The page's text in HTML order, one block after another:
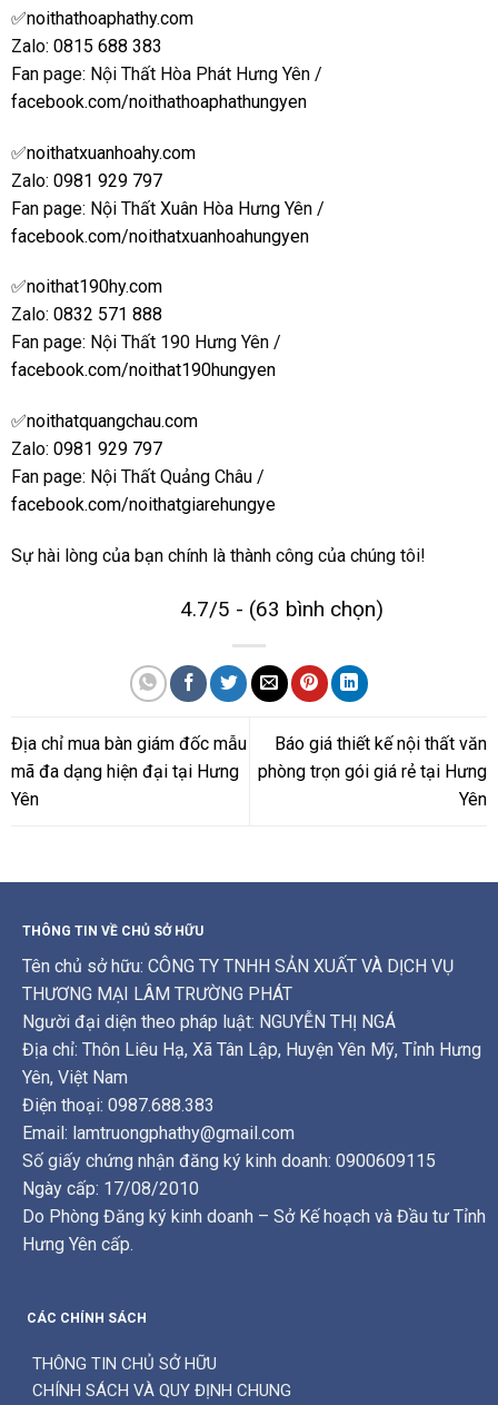
✅noithathoaphathy.com
Zalo: 0815 688 383
Fan page: Nội Thất Hòa Phát Hưng Yên /
facebook.com/noithathoaphathungyen
✅noithatxuanhoahy.com
Zalo: 0981 929 797
Fan page: Nội Thất Xuân Hòa Hưng Yên /
facebook.com/noithatxuanhoahungyen
✅noithat190hy.com
Zalo: 0832 571 888
Fan page: Nội Thất 190 Hưng Yên /
facebook.com/noithat190hungyen
✅noithatquangchau.com
Zalo: 0981 929 797
Fan page: Nội Thất Quảng Châu /
facebook.com/noithatgiarehungye
Sự hài lòng của bạn chính là thành công của chúng tôi!
4.7/5 - (63 bình chọn)
Địa chỉ mua bàn giám đốc mẫu
mã đa dạng hiện đại tại Hưng
Yên
Báo giá thiết kế nội thất văn
phòng trọn gói giá rẻ tại Hưng
Yên
THÔNG TIN VỀ CHỦ SỞ HỮU
Tên chủ sở hữu: CÔNG TY TNHH SẢN XUẤT VÀ DỊCH VỤ
THƯƠNG MẠI LÂM TRƯỜNG PHÁT
Người đại diện theo pháp luật: NGUYỄN THỊ NGÁ
Địa chỉ: Thôn Liêu Hạ, Xã Tân Lập, Huyện Yên Mỹ, Tỉnh Hưng
Yên, Việt Nam
Điện thoại: 0987.688.383
Email: lamtruongphathy@gmail.com
Số giấy chứng nhận đăng ký kinh doanh: 0900609115
Ngày cấp: 17/08/2010
Do Phòng Đăng ký kinh doanh – Sở Kế hoạch và Đầu tư Tỉnh
Hưng Yên cấp.
CÁC CHÍNH SÁCH
THÔNG TIN CHỦ SỞ HỮU
CHÍNH SÁCH VÀ QUY ĐỊNH CHUNG